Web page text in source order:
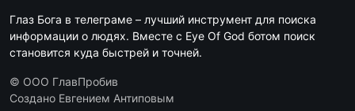
Глаз Бога в телеграме – лучший инструмент для поиска
информации о людях. Вместе с Eye Of God ботом поиск
становится куда быстрей и точней.
© ООО ГлавПробив
Создано Евгением Антиповым